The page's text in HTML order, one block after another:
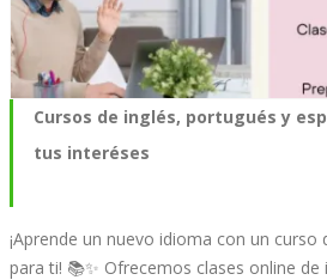
Cursos de inglés, portugués y español enfocado en
tus interéses
¡Aprende un nuevo idioma con un curso
para ti! 📚✨ Ofrecemos clases online de